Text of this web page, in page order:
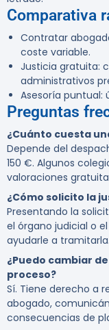
Comparativa
Contratar
coste variable.
Justicia gratuita:
administrativos
Asesoría puntual:
Preguntas
¿Cuánto cuesta
Depende del
150 €. Algunos
valoraciones
¿Cómo solicito la
Presentando la
el órgano judicial o
ayudarle a tramitarla.
¿Puedo cambiar
proceso?
Sí. Tiene derecho a
abogado,
consecuencias de